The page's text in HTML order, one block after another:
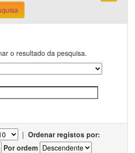
o resultado da pesquisa.
| Ordenar registos por:
Por ordem